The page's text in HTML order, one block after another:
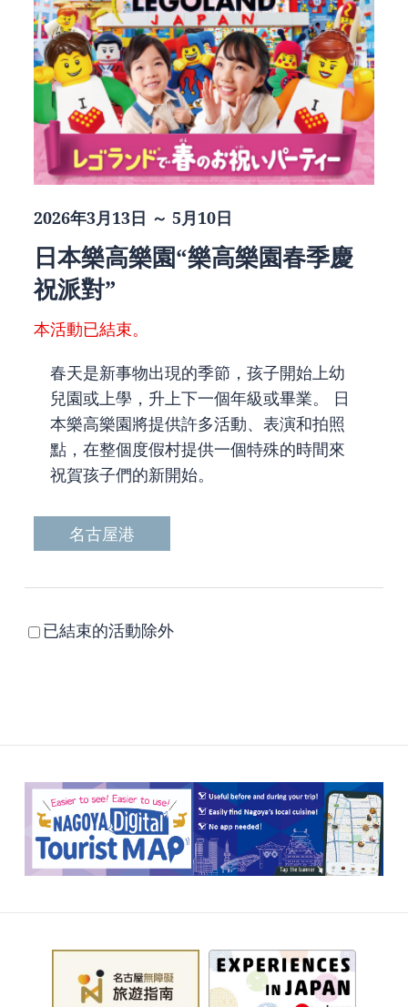
2026年3月13日 ～ 5月10日
日本樂高樂園“樂高樂園春季慶
祝派對”
本活動已結束。
春天是新事物出現的季節，孩子開始上幼
兒園或上學，升上下一個年級或畢業。 日
本樂高樂園將提供許多活動、表演和拍照
點，在整個度假村提供一個特殊的時間來
祝賀孩子們的新開始。
名古屋港
已結束的活動除外